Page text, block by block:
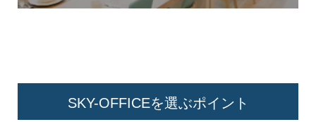
SKY-OFFICEを選ぶポイント